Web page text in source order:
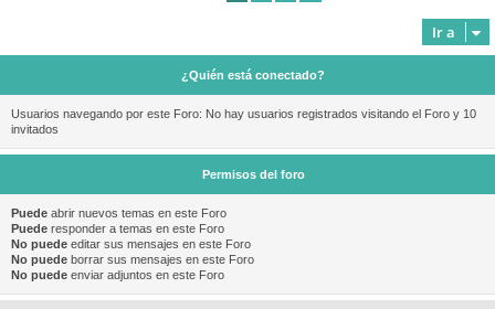
Ir a
¿Quién está conectado?
Usuarios navegando por este Foro: No hay usuarios registrados visitando el Foro y 10
invitados
Permisos del foro
Puede abrir nuevos temas en este Foro
Puede responder a temas en este Foro
No puede editar sus mensajes en este Foro
No puede borrar sus mensajes en este Foro
No puede enviar adjuntos en este Foro